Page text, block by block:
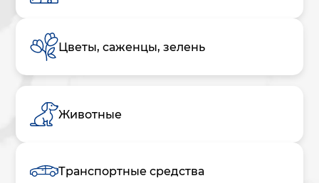
Цветы, саженцы, зелень
Животные
Транспортные средства